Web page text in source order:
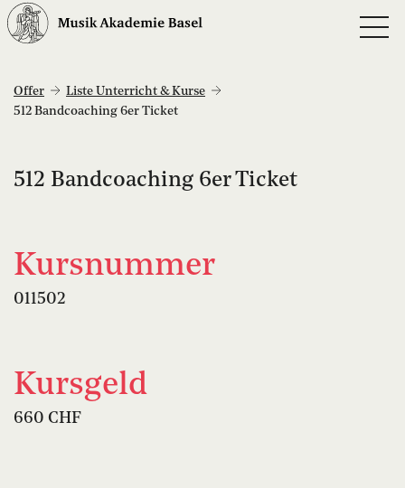
Offer
Liste Unterricht & Kurse
512 Bandcoaching 6er Ticket
512 Bandcoaching 6er Ticket
Kursnummer
011502
Kursgeld
660 CHF